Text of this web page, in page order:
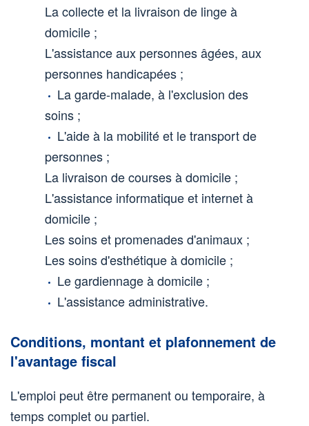
La collecte et la livraison de linge à
domicile ;
L'assistance aux personnes âgées, aux
personnes handicapées ;
La garde-malade, à l'exclusion des
soins ;
L'aide à la mobilité et le transport de
personnes ;
La livraison de courses à domicile ;
L'assistance informatique et internet à
domicile ;
Les soins et promenades d'animaux ;
Les soins d'esthétique à domicile ;
Le gardiennage à domicile ;
L'assistance administrative.
Conditions, montant et plafonnement de
l'avantage fiscal
L'emploi peut être permanent ou temporaire, à
temps complet ou partiel.